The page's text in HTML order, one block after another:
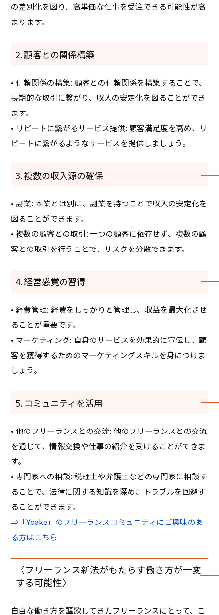
の差別化を図り、高単価な仕事を受注できる可能性が高
まります。
2. 顧客との関係構築
• 信頼関係の構築: 顧客との信頼関係を構築することで、
長期的な取引に繋がり、収入の安定化を図ることができ
ます。
• リピートに繋がるサービス提供: 顧客満足度を高め、リ
ピートに繋がるようなサービスを提供しましょう。
3. 複数の収入源の確保
• 副業: 本業とは別に、副業を持つことで収入の安定化を
図ることができます。
• 複数の顧客との取引: 一つの顧客に依存せず、複数の顧
客との取引を行うことで、リスクを分散できます。
4. 経営感覚の習得
• 経費管理: 経費をしっかりと管理し、収益を最大化させ
ることが重要です。
• マーケティング: 自身のサービスを効果的に宣伝し、顧
客を獲得するためのマーケティングスキルを身につけま
しょう。
5. コミュニティを活用
• 他のフリーランスとの交流: 他のフリーランスとの交流
を通じて、情報交換や仕事の紹介を受けることができま
す。
• 専門家への相談: 税理士や弁護士などの専門家に相談す
ることで、法律に関する知識を深め、トラブルを回避す
ることができます。
⇒「Yoake」のフリーランスコミュニティにご興味のあ
る方はこちら
〈フリーランス新法がもたらす働き方が一変
する可能性〉
自由な働き方を謳歌してきたフリーランスにとって、こ